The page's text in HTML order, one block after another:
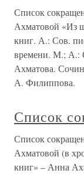
Список
Ахматовой «Из
книг. А.: Сов.
времени. М.; А.:
Ахматова.
А. Филиппова.
Список
Список
Ахматовой (в
книг» – Анна